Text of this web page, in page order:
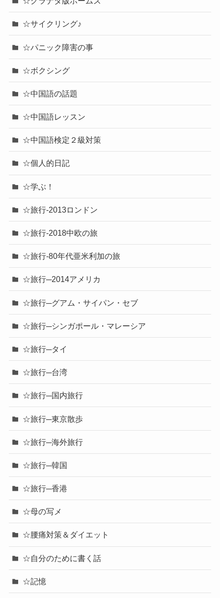
☆サイクリング♪
☆パニック障害の事
☆ボクシング
☆中国語の話題
☆中国語レッスン
☆中国語検定２級対策
☆個人的日記
☆学ぶ！
☆旅行-2013ロンドン
☆旅行-2018中欧の旅
☆旅行-80年代亜米利加の旅
☆旅行─2014アメリカ
☆旅行─グアム・サイパン・セブ
☆旅行─シンガポール・マレーシア
☆旅行─タイ
☆旅行─台湾
☆旅行─国内旅行
☆旅行─東京散歩
☆旅行─海外旅行
☆旅行─韓国
☆旅行─香港
☆母の写メ
☆腰痛対策＆ダイエット
☆自分のために書く話
☆記憶